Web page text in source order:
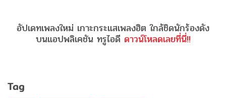
อัปเดทเพลงใหม่ เกาะกระแสเพลงฮิต ใกล้ชิดนักร้องดัง
บนแอปพลิเคชัน ทรูไอดี ดาวน์โหลดเลยที่นี่!!
Tag